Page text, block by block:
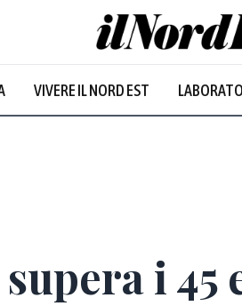
VIVERE IL NORD EST
i 45